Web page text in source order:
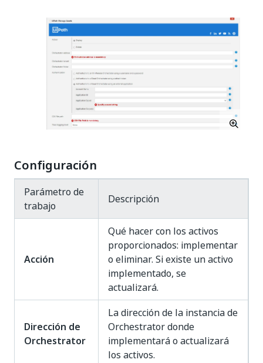
Configuración
Parámetro de
trabajo
Descripción
Acción
Qué hacer con los activos
proporcionados: implementar
o eliminar. Si existe un activo
implementado, se
actualizará.
Dirección de
Orchestrator
La dirección de la instancia de
Orchestrator donde
implementará o actualizará
los activos.